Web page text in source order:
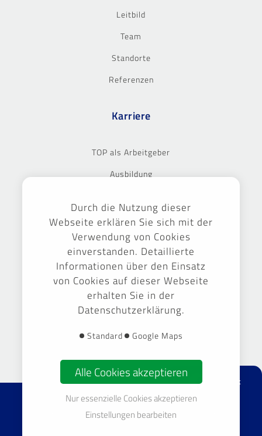
Leitbild
Team
Standorte
Referenzen
Karriere
TOP als Arbeitgeber
Ausbildung
Stellenbörse
Ausgezeichnet
Gestaltung & Umsetzung -September Markenführung GmbH
© 2026 TOP Gebäudereinigung Sachsen GmbH & Co. KG
facebook
Durch die Nutzung dieser
Webseite erklären Sie sich mit der
Verwendung von Cookies
einverstanden. Detaillierte
Informationen über den Einsatz
von Cookies auf dieser Webseite
erhalten Sie in der
Datenschutzerklärung.
Standard Google Maps
Alle Cookies akzeptieren
Nur essenzielle Cookies akzeptieren
Einstellungen bearbeiten